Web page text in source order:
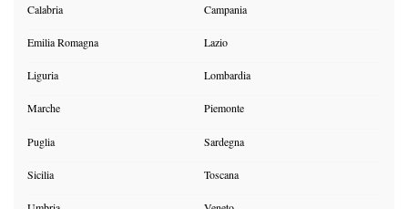
Calabria Campania
Emilia Romagna Lazio
Liguria Lombardia
Marche Piemonte
Puglia Sardegna
Sicilia Toscana